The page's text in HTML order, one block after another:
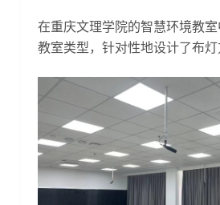
在重庆文理学院的智慧环境教
教室类型，针对性地设计了布灯